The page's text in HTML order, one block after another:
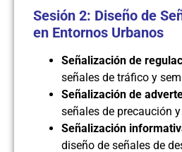
Sesión 2: Diseño de
en Entornos Urbanos
Señalización de
señales de tráfico y
Señalización de
señales de precaución
Señalización
diseño de señales de